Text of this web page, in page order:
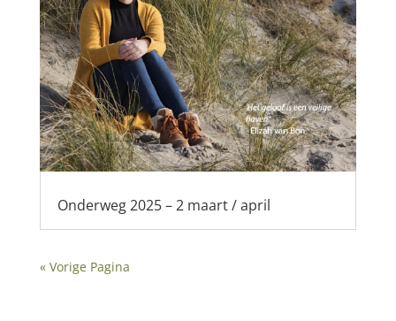
Onderweg 2025 – 2 maart / april
« Vorige Pagina